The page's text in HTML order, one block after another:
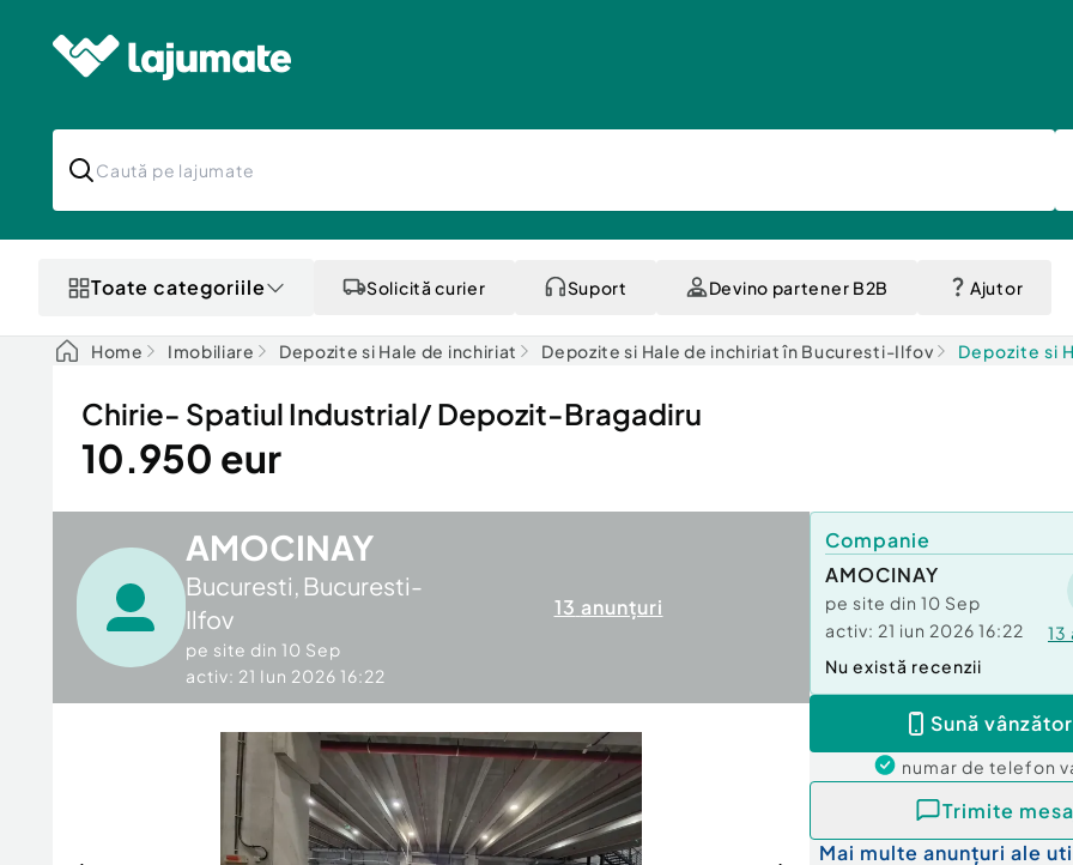
Toate categoriile Solicită curier Suport Devino partener B2B Ajutor
Home Imobiliare Depozite si Hale de inchiriat Depozite si Hale de inchiriat în Bucuresti-Ilfov Depozite si
Chirie- Spatiul Industrial/ Depozit-Bragadiru
10.950 eur
AMOCINAY
Bucuresti, Bucuresti-
Ilfov
pe site din 10 Sep
activ: 21 Iun 2026 16:22
13 anunțuri
Companie
AMOCINAY
pe site din 10 Sep
activ: 21 iun 2026 16:22 13
Nu există recenzii
Sună
numar de telefon
Trimite
Mai multe anunțuri ale